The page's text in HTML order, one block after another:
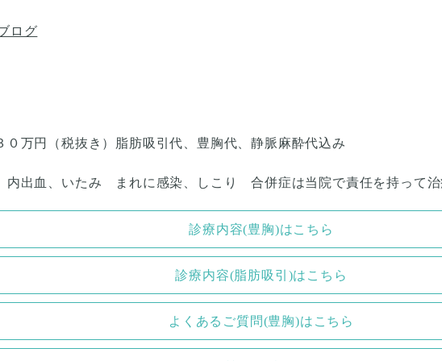
万円（税抜き）脂肪吸引代、豊胸代、静脈麻酔代込み
出血、いたみ まれに感染、しこり 合併症は当院で責任を持って治
診療内容(豊胸)はこちら
診療内容(脂肪吸引)はこちら
よくあるご質問(豊胸)はこちら